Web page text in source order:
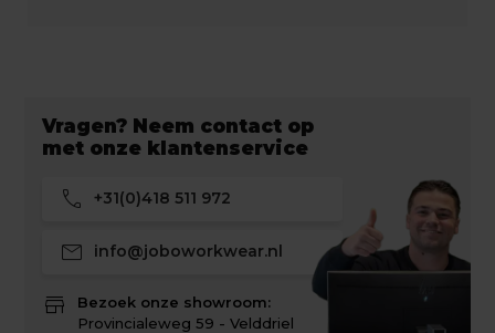
Vragen? Neem contact op
met onze klantenservice
call +31(0)418 511 972
mail info@joboworkwear.nl
store
Bezoek onze showroom:
Provincialeweg 59 - Velddriel